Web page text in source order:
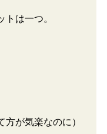
は一つ。
方が気楽なのに）